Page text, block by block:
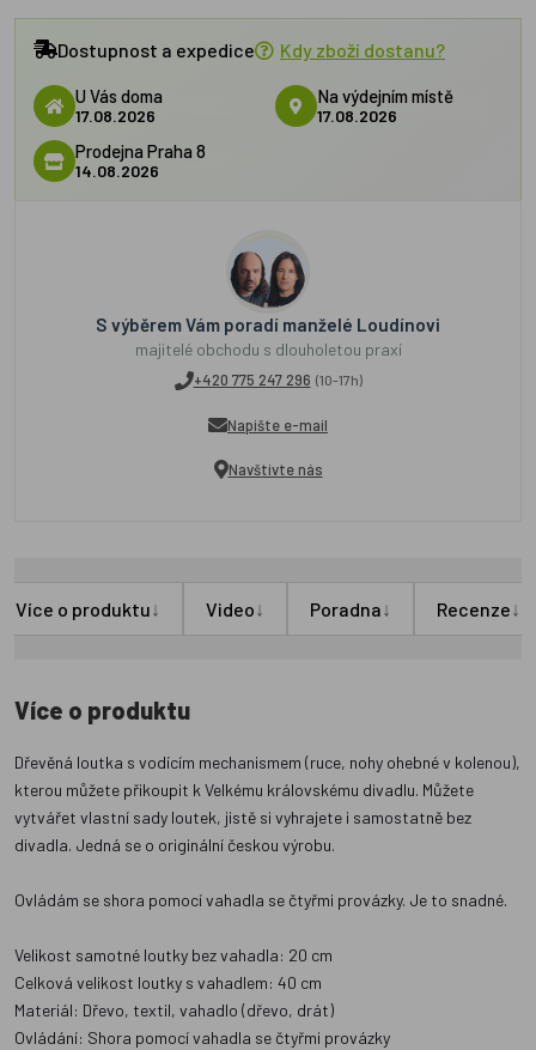
Dostupnost a expedice Kdy zboží dostanu?
U Vás doma
17.08.2026
Na výdejním místě
17.08.2026
Prodejna Praha 8
14.08.2026
S výběrem Vám poradí manželé Loudínovi
majitelé obchodu s dlouholetou praxí
+420 775 247 296 (10-17h)
Napište e-mail
Navštivte nás
Více o produktu↓ Video↓ Poradna↓ Recenze↓
Více o produktu
Dřevěná loutka s vodícím mechanismem (ruce, nohy ohebné v kolenou),
kterou můžete přikoupit k Velkému královskému divadlu. Můžete
vytvářet vlastní sady loutek, jistě si vyhrajete i samostatně bez
divadla. Jedná se o originální českou výrobu.
Ovládám se shora pomocí vahadla se čtyřmi provázky. Je to snadné.
Velikost samotné loutky bez vahadla: 20 cm
Celková velikost loutky s vahadlem: 40 cm
Materiál: Dřevo, textil, vahadlo (dřevo, drát)
Ovládání: Shora pomocí vahadla se čtyřmi provázky